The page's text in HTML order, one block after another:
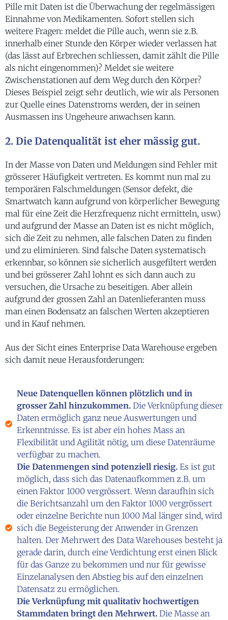
Pille mit Daten ist die Überwachung der regelmässigen
Einnahme von Medikamenten. Sofort stellen sich
weitere Fragen: meldet die Pille auch, wenn sie z.B.
innerhalb einer Stunde den Körper wieder verlassen hat
(das lässt auf Erbrechen schliessen, damit zählt die Pille
als nicht eingenommen)? Meldet sie weitere
Zwischenstationen auf dem Weg durch den Körper?
Dieses Beispiel zeigt sehr deutlich, wie wir als Personen
zur Quelle eines Datenstroms werden, der in seinen
Ausmassen ins Ungeheure anwachsen kann.
2. Die Datenqualität ist eher mässig gut.
In der Masse von Daten und Meldungen sind Fehler mit
grösserer Häufigkeit vertreten. Es kommt nun mal zu
temporären Falschmeldungen (Sensor defekt, die
Smartwatch kann aufgrund von körperlicher Bewegung
mal für eine Zeit die Herzfrequenz nicht ermitteln, usw.)
und aufgrund der Masse an Daten ist es nicht möglich,
sich die Zeit zu nehmen, alle falschen Daten zu finden
und zu eliminieren. Sind falsche Daten systematisch
erkennbar, so können sie sicherlich ausgefiltert werden
und bei grösserer Zahl lohnt es sich dann auch zu
versuchen, die Ursache zu beseitigen. Aber allein
aufgrund der grossen Zahl an Datenlieferanten muss
man einen Bodensatz an falschen Werten akzeptieren
und in Kauf nehmen.
Aus der Sicht eines Enterprise Data Warehouse ergeben
sich damit neue Herausforderungen:
Neue Datenquellen können plötzlich und in
grosser Zahl hinzukommen.Die Verknüpfung dieser
Daten ermöglich ganz neue Auswertungen und
Erkenntnisse. Es ist aber ein hohes Mass an
Flexibilität und Agilität nötig, um diese Datenräume
verfügbar zu machen.
Die Datenmengen sind potenziell riesig.Es ist gut
möglich, dass sich das Datenaufkommen z.B. um
einen Faktor 1000 vergrössert. Wenn daraufhin sich
die Berichtsanzahl um den Faktor 1000 vergrössert
oder einzelne Berichte nun 1000 Mal länger sind, wird
sich die Begeisterung der Anwender in Grenzen
halten. Der Mehrwert des Data Warehouses besteht ja
gerade darin, durch eine Verdichtung erst einen Blick
für das Ganze zu bekommen und nur für gewisse
Einzelanalysen den Abstieg bis auf den einzelnen
Datensatz zu ermöglichen.
Die Verknüpfung mit qualitativ hochwertigen
Stammdaten bringt den Mehrwert.Die Masse an